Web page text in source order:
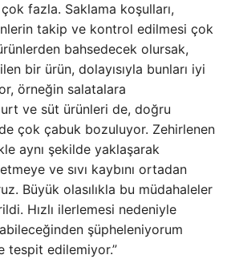
fazla. Saklama koşulları,
takip ve kontrol edilmesi çok
bahsedecek olursak,
bir ürün, dolayısıyla bunları iyi
örneğin salatalara
ve süt ürünleri de, doğru
çok çabuk bozuluyor. Zehirlenen
aynı şekilde yaklaşarak
ve sıvı kaybını ortadan
Büyük olasılıkla bu müdahaleler
Hızlı ilerlemesi nedeniyle
şüpheleniyorum
tespit edilemiyor.”